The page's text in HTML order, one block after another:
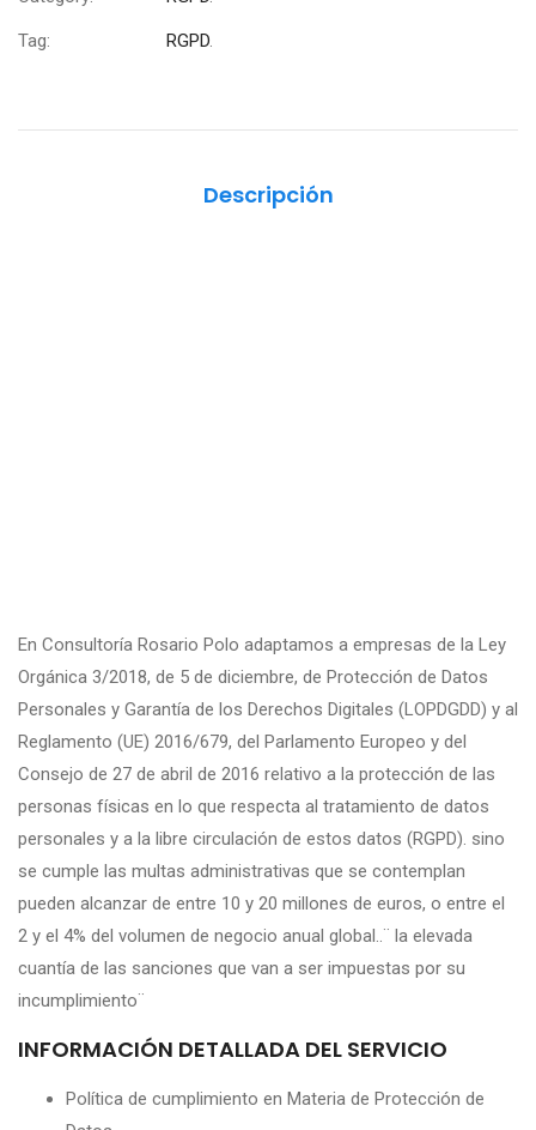
Tag: RGPD.
Descripción
En Consultoría Rosario Polo adaptamos a empresas de la Ley
Orgánica 3/2018, de 5 de diciembre, de Protección de Datos
Personales y Garantía de los Derechos Digitales (LOPDGDD) y al
Reglamento (UE) 2016/679, del Parlamento Europeo y del
Consejo de 27 de abril de 2016 relativo a la protección de las
personas físicas en lo que respecta al tratamiento de datos
personales y a la libre circulación de estos datos (RGPD). sino
se cumple las multas administrativas que se contemplan
pueden alcanzar de entre 10 y 20 millones de euros, o entre el
2 y el 4% del volumen de negocio anual global..¨ la elevada
cuantía de las sanciones que van a ser impuestas por su
incumplimiento¨
INFORMACIÓN DETALLADA DEL SERVICIO
Política de cumplimiento en Materia de Protección de